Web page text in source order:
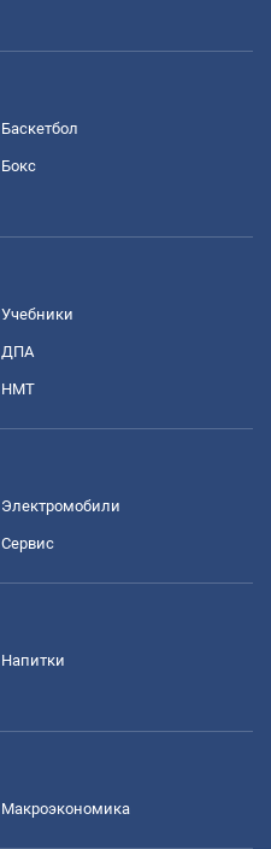
Баскетбол
Бокс
Учебники
ДПА
НМТ
Электромобили
Сервис
Напитки
Mакроэкономика